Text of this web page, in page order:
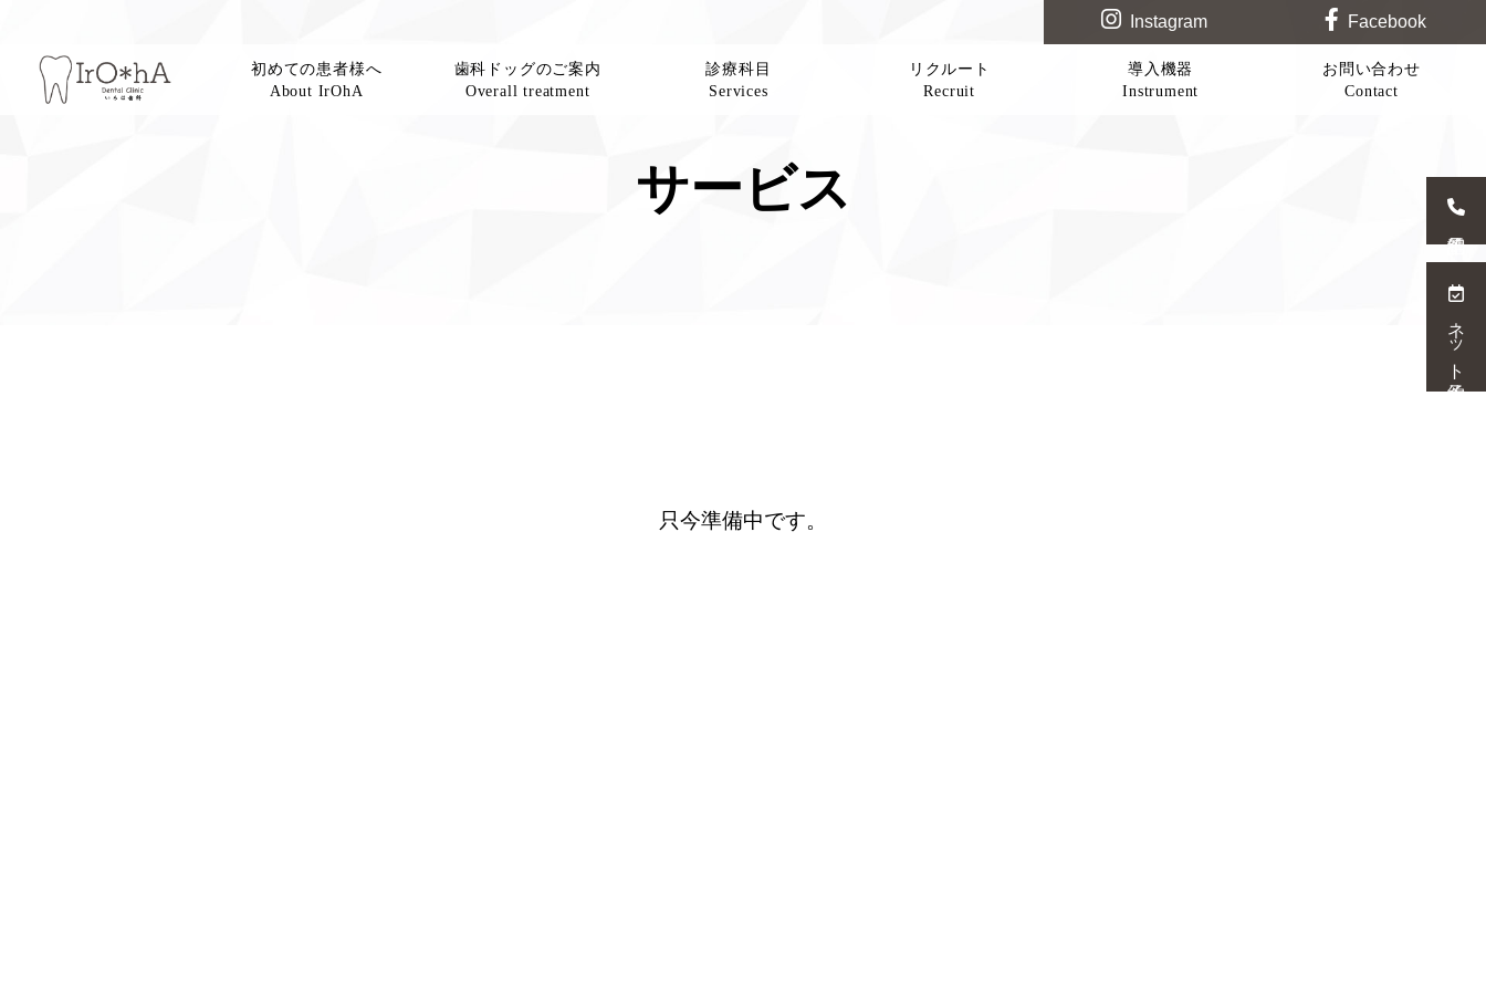
ネット予約
Instagram Facebook
初めての患者様へ
About IrOhA
歯科ドッグのご案内
Overall treatment
診療科目
Services
リクルート
Recruit
導入機器
Instrument
お問い合わせ
Contact
サービス
只今準備中です。